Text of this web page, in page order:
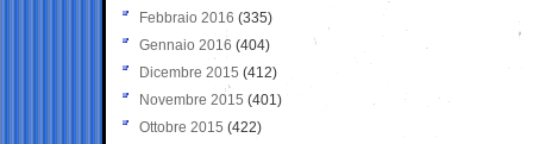
Febbraio 2016 (335)
Gennaio 2016 (404)
Dicembre 2015 (412)
Novembre 2015 (401)
Ottobre 2015 (422)